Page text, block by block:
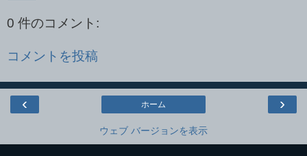
0 件のコメント:
コメントを投稿
‹ ›
ホーム
ウェブ バージョンを表示